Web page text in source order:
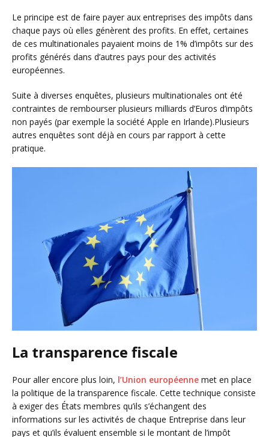
Le principe est de faire payer aux entreprises des impôts dans
chaque pays où elles génèrent des profits. En effet, certaines
de ces multinationales payaient moins de 1% d’impôts sur des
profits générés dans d’autres pays pour des activités
européennes.
Suite à diverses enquêtes, plusieurs multinationales ont été
contraintes de rembourser plusieurs milliards d’Euros d’impôts
non payés (par exemple la société Apple en Irlande).Plusieurs
autres enquêtes sont déjà en cours par rapport à cette
pratique.
La transparence fiscale
Pour aller encore plus loin, l’Union européenne met en place
la politique de la transparence fiscale. Cette technique consiste
à exiger des États membres qu’ils s’échangent des
informations sur les activités de chaque Entreprise dans leur
pays et qu’ils évaluent ensemble si le montant de l’impôt